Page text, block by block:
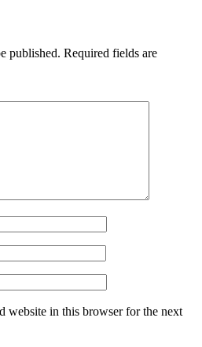
published. Required fields are
website in this browser for the next